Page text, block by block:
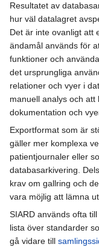
Resultatet av
hur väl datalagret
Det är inte ovanligt att
ändamål används för
funktioner och
det ursprungliga
relationer och vyer i
manuell analys och
dokumentation och
Exportformat som är
gäller mer komplexa
patientjournaler eller
databasarkivering.
krav om gallring och
vara möjlig att lämna
SIARD används ofta
lista över standarder
gå vidare till